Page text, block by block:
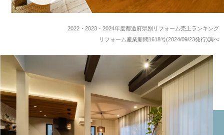
2022・2023・2024年度都道府県別リフォーム売上ランキング
リフォーム産業新聞1618号(2024/09/23発行)調べ